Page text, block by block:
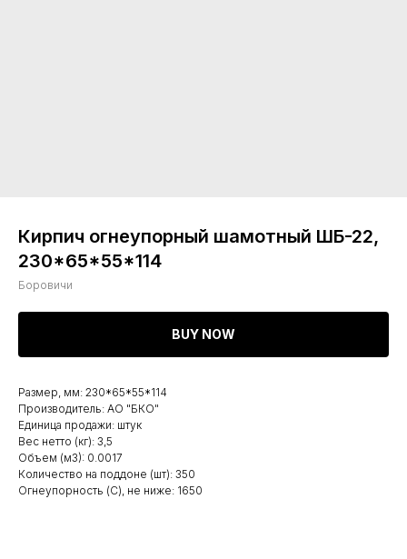
Кирпич огнеупорный шамотный ШБ-22,
230*65*55*114
Боровичи
BUY NOW
Размер, мм: 230*65*55*114
Производитель: АО "БКО"
Единица продажи: штук
Вес нетто (кг): 3,5
Объем (м3): 0.0017
Количество на поддоне (шт): 350
Огнеупорность (С), не ниже: 1650